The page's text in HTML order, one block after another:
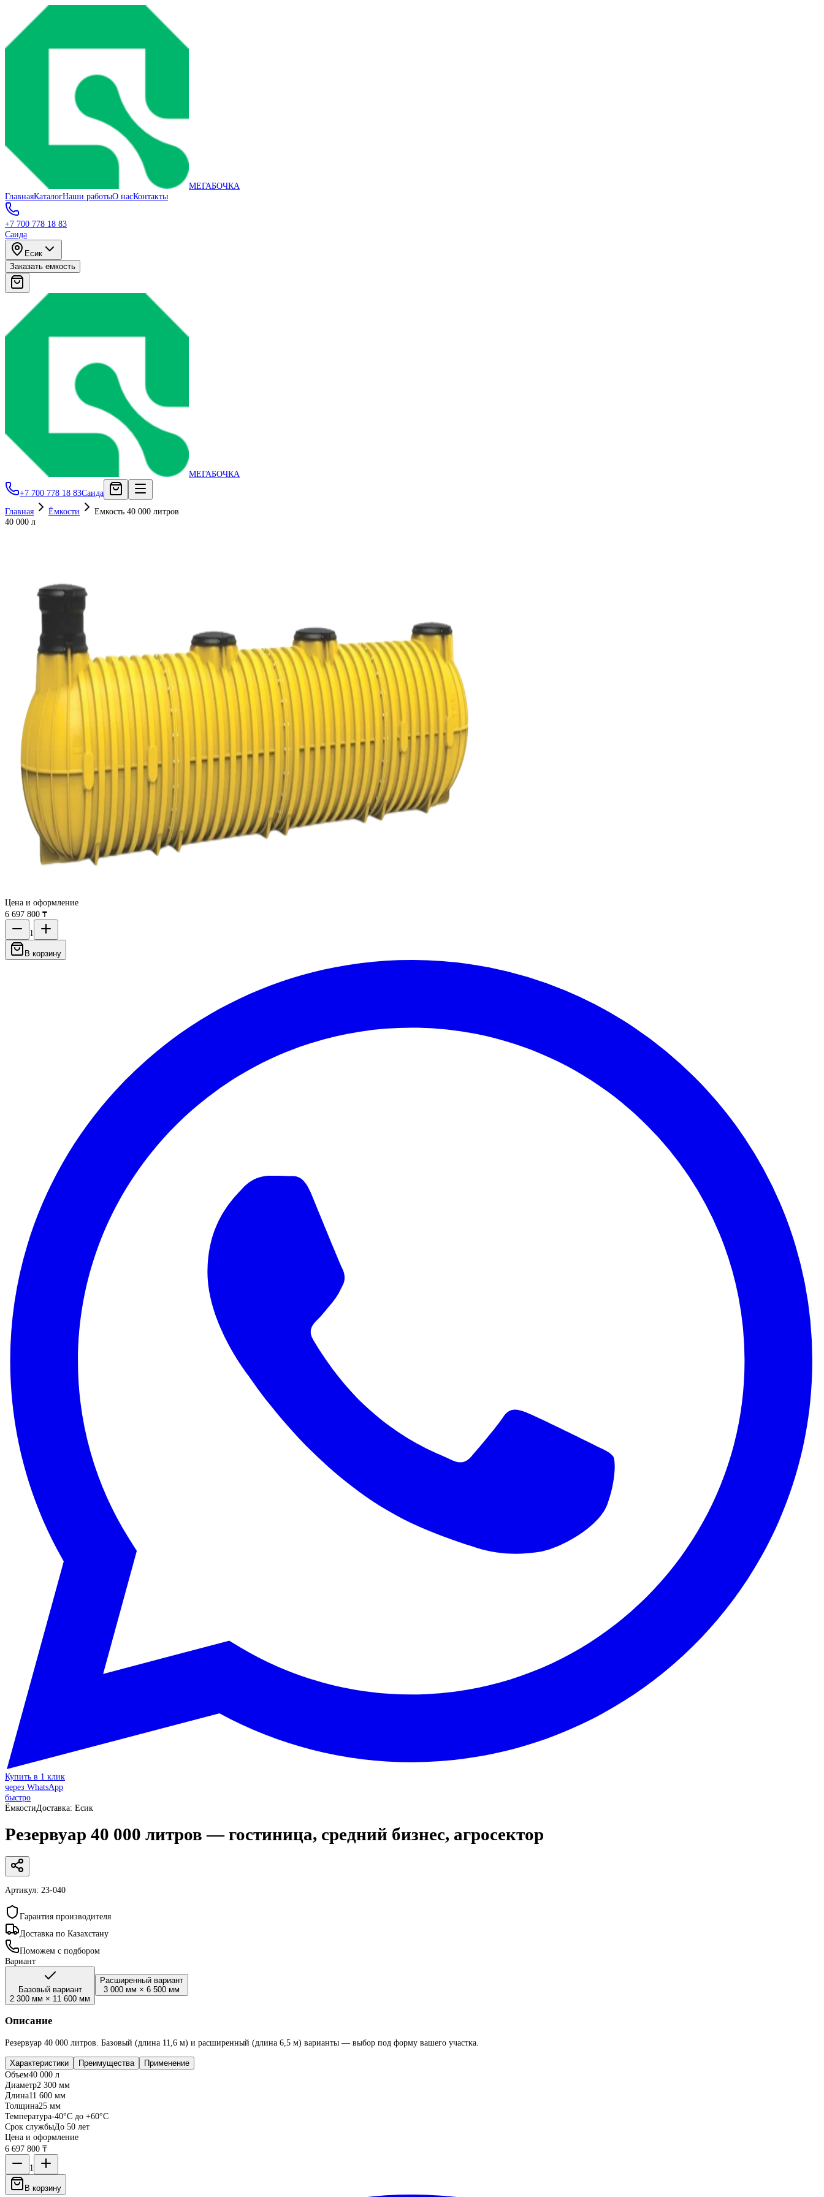
МЕГАБОЧКА
ГлавнаяКаталогНаши работыО насКонтакты
+7 700 778 18 83
Саида
Есик
Заказать емкость
МЕГАБОЧКА
+7 700 778 18 83Саида
Главная
Ёмкости
Емкость 40 000 литров
40 000 л
Цена и оформление
6 697 800 ₸
1
В корзину
Купить в 1 клик
через WhatsApp
быстро
ЁмкостиДоставка: Есик
Резервуар 40 000 литров — гостиница, средний бизнес, агросектор
Артикул: 23-040
Гарантия производителя
Доставка по Казахстану
Поможем с подбором
Вариант
Базовый вариант
2 300 мм × 11 600 мм
Расширенный вариант
3 000 мм × 6 500 мм
Описание
Резервуар 40 000 литров. Базовый (длина 11,6 м) и расширенный (длина 6,5 м) варианты — выбор под форму вашего участка.
Характеристики Преимущества Применение
Объем40 000 л
Диаметр2 300 мм
Длина11 600 мм
Толщина25 мм
Температура-40°C до +60°C
Срок службыДо 50 лет
Цена и оформление
6 697 800 ₸
1
В корзину